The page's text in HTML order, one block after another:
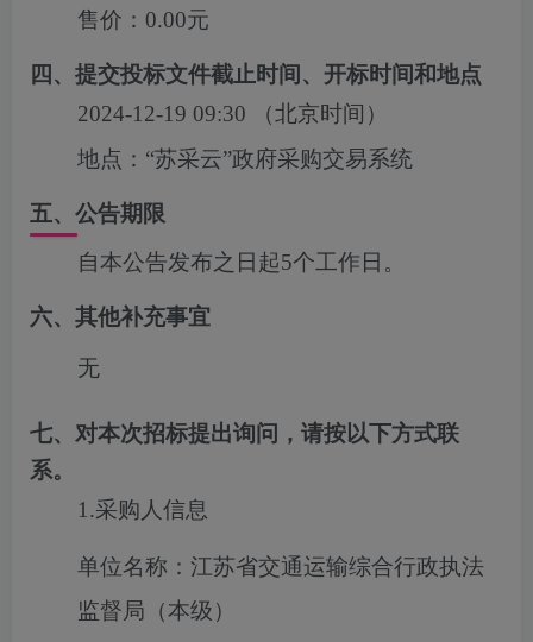
售价： 0.00元
四、提交投标文件截止时间、开标时间和地点
2024-12-19 09:30 （北京时间）
地点： “苏采云”政府采购交易系统
五、公告期限
自本公告发布之日起5个工作日。
六、其他补充事宜
无
七、对本次招标提出询问，请按以下方式联
系。
1.采购人信息
单位名称：江苏省交通运输综合行政执法
监督局（本级）